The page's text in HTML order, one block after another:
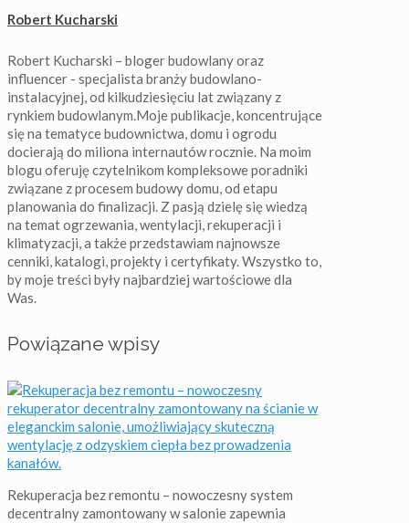
Robert Kucharski
Robert Kucharski – bloger budowlany oraz
influencer - specjalista branży budowlano-
instalacyjnej, od kilkudziesięciu lat związany z
rynkiem budowlanym.Moje publikacje, koncentrujące
się na tematyce budownictwa, domu i ogrodu
docierają do miliona internautów rocznie. Na moim
blogu oferuję czytelnikom kompleksowe poradniki
związane z procesem budowy domu, od etapu
planowania do finalizacji. Z pasją dzielę się wiedzą
na temat ogrzewania, wentylacji, rekuperacji i
klimatyzacji, a także przedstawiam najnowsze
cenniki, katalogi, projekty i certyfikaty. Wszystko to,
by moje treści były najbardziej wartościowe dla
Was.
Powiązane wpisy
Rekuperacja bez remontu – nowoczesny system
decentralny zamontowany w salonie zapewnia